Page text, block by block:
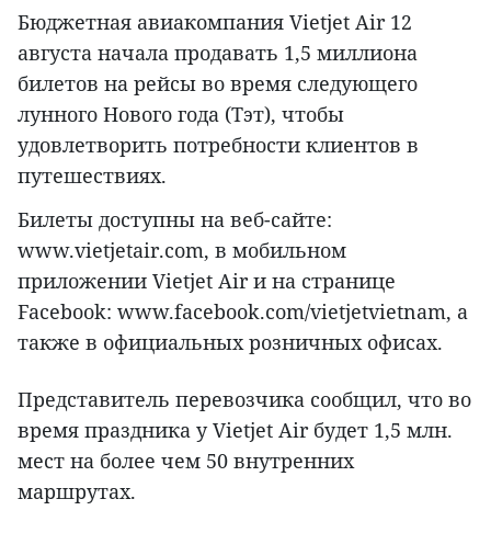
Бюджетная авиакомпания Vietjet Air 12
августа начала продавать 1,5 миллиона
билетов на рейсы во время следующего
лунного Нового года (Тэт), чтобы
удовлетворить потребности клиентов в
путешествиях.
Билеты доступны на веб-сайте:
www.vietjetair.com, в мобильном
приложении Vietjet Air и на странице
Facebook: www.facebook.com/vietjetvietnam, а
также в официальных розничных офисах.
Представитель перевозчика сообщил, что во
время праздника у Vietjet Air будет 1,5 млн.
мест на более чем 50 внутренних
маршрутах.